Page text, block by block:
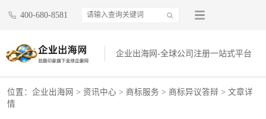
400-680-8581
企业出海网-全球公司注册一站式平台
位置： 企业出海网 > 资讯中心 > 商标服务 > 商标异议答辩 > 文章详
情